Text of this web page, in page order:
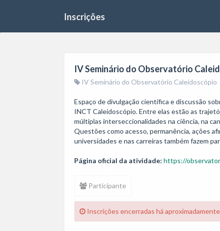
Inscrições
IV Seminário do Observatório
IV Seminário do Observatório Caleidoscópio
Espaço de divulgação científica e discussão
INCT Caleidoscópio. Entre elas estão as
múltiplas interseccionalidades na ciência, na
Questões como acesso, permanência, ações
universidades e nas carreiras também fazem
Página oficial da atividade: https://
Participante
Inscrições encerradas há